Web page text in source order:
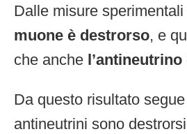
Dalle misure
muone è destrorso, e
che anche
Da questo risultato
antineutrini sono